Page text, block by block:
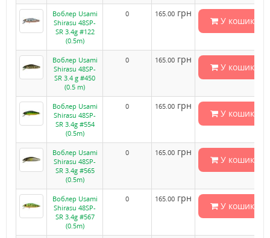
Воблер Usami
Shirasu 48SP-
SR 3.4g #122
(0.5m)
0 165.00 грн
У кошик
Воблер Usami
Shirasu 48SP-
SR 3.4 g #450
(0.5 m)
0 165.00 грн
У кошик
Воблер Usami
Shirasu 48SP-
SR 3.4g #554
(0.5m)
0 165.00 грн
У кошик
Воблер Usami
Shirasu 48SP-
SR 3.4g #565
(0.5m)
0 165.00 грн
У кошик
Воблер Usami
Shirasu 48SP-
SR 3.4g #567
(0.5m)
0 165.00 грн
У кошик